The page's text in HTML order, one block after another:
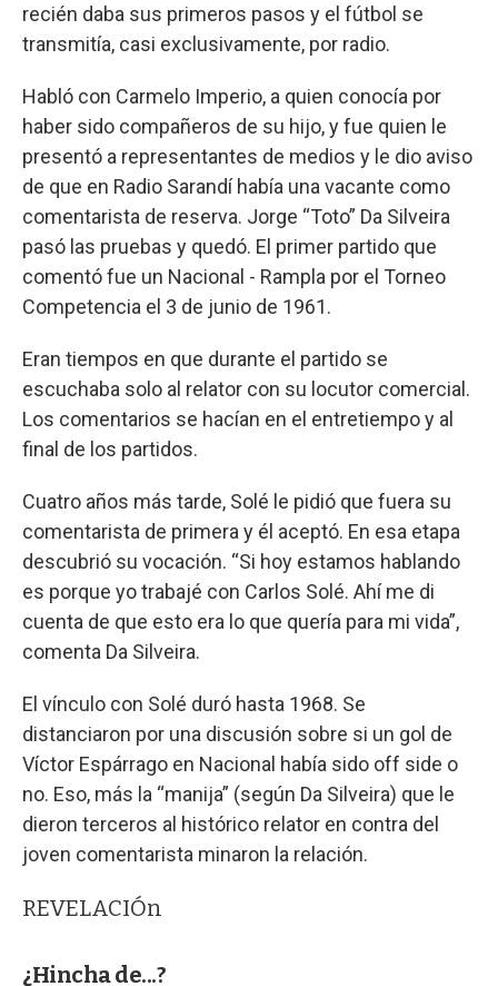
recién daba sus primeros pasos y el fútbol se
transmitía, casi exclusivamente, por radio.
Habló con Carmelo Imperio, a quien conocía por
haber sido compañeros de su hijo, y fue quien le
presentó a representantes de medios y le dio aviso
de que en Radio Sarandí había una vacante como
comentarista de reserva. Jorge “Toto” Da Silveira
pasó las pruebas y quedó. El primer partido que
comentó fue un Nacional - Rampla por el Torneo
Competencia el 3 de junio de 1961.
Eran tiempos en que durante el partido se
escuchaba solo al relator con su locutor comercial.
Los comentarios se hacían en el entretiempo y al
final de los partidos.
Cuatro años más tarde, Solé le pidió que fuera su
comentarista de primera y él aceptó. En esa etapa
descubrió su vocación. “Si hoy estamos hablando
es porque yo trabajé con Carlos Solé. Ahí me di
cuenta de que esto era lo que quería para mi vida”,
comenta Da Silveira.
El vínculo con Solé duró hasta 1968. Se
distanciaron por una discusión sobre si un gol de
Víctor Espárrago en Nacional había sido off side o
no. Eso, más la “manija” (según Da Silveira) que le
dieron terceros al histórico relator en contra del
joven comentarista minaron la relación.
REVELACIÓn
¿Hincha de...?